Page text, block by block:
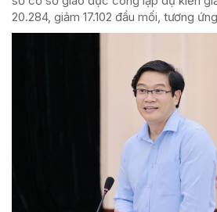
20.284, giảm 17.102 đầu mối, tương